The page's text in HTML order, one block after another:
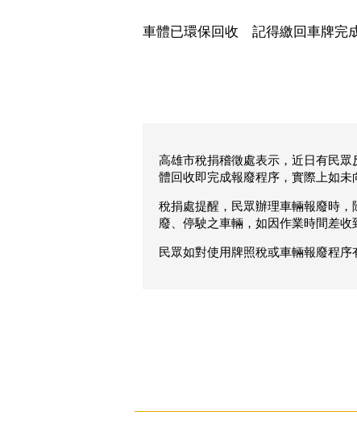
車體已環保回收 記得繳回車牌完
高雄市稅捐稽徵處表示，近日有民
體回收即完成報廢程序，實際上如未
稅捐處提醒，民眾辦理車輛報廢時
廢、停駛之車輛，如因作業時間差收
民眾如對使用牌照稅或車輛報廢程序